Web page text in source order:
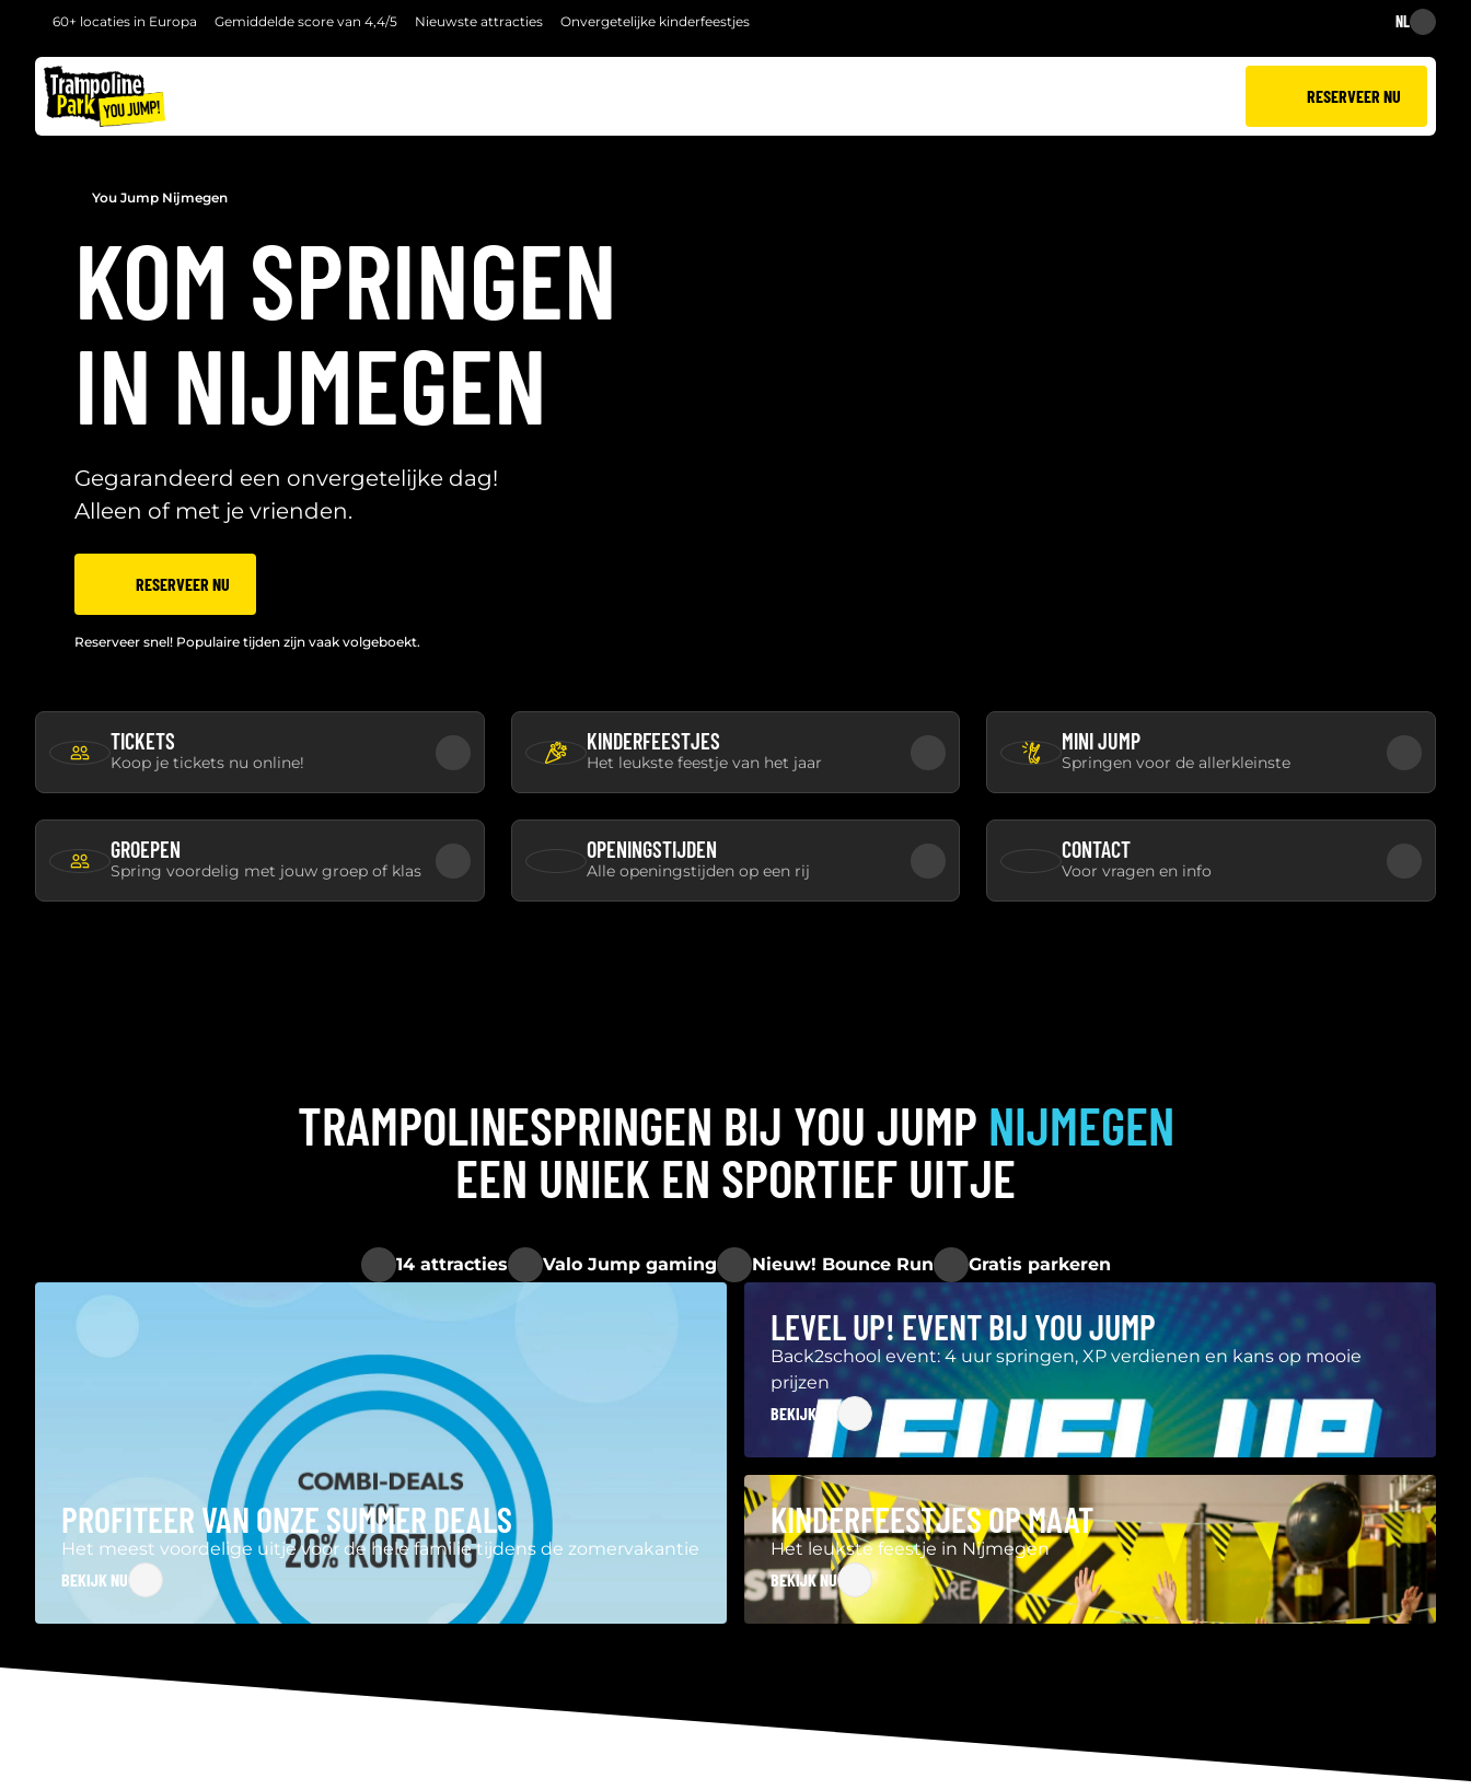
TERUG NL
60+ locaties in Europa Gemiddelde score van 4,4/5 Nieuwste attracties Onvergetelijke kinderfeestjes NL
RESERVEER NU
You Jump Nijmegen
KOM SPRINGEN
IN NIJMEGEN
Gegarandeerd een onvergetelijke dag!
Alleen of met je vrienden.
RESERVEER NU
Reserveer snel! Populaire tijden zijn vaak volgeboekt.
TICKETS
Koop je tickets nu online!
KINDERFEESTJES
Het leukste feestje van het jaar
MINI JUMP
Springen voor de allerkleinste
GROEPEN
Spring voordelig met jouw groep of klas
OPENINGSTIJDEN
Alle openingstijden op een rij
CONTACT
Voor vragen en info
TRAMPOLINESPRINGEN BIJ YOU JUMP NIJMEGEN
EEN UNIEK EN SPORTIEF UITJE
14 attracties Valo Jump gaming Nieuw! Bounce Run Gratis parkeren
PROFITEER VAN ONZE SUMMER DEALS
Het meest voordelige uitje voor de hele familie tijdens de zomervakantie
BEKIJK NU
LEVEL UP! EVENT BIJ YOU JUMP
Back2school event: 4 uur springen, XP verdienen en kans op mooie
prijzen
BEKIJK NU
KINDERFEESTJES OP MAAT
Het leukste feestje in Nijmegen
BEKIJK NU